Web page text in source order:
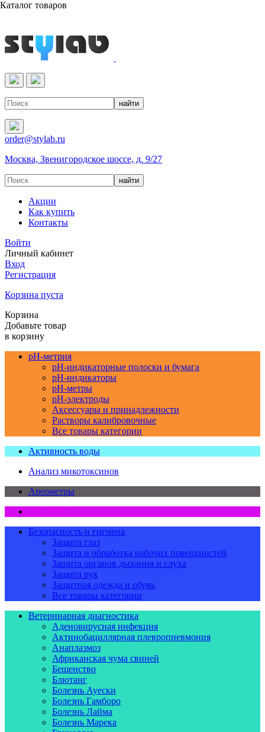
Реактивы & Оборудование
order@stylab.ru
Москва, Звенигородское шоссе, д. 9/27
Акции
Как купить
Контакты
Войти
Личный кабинет
Вход
Регистрация
Корзина пуста
Корзина
Добавьте товар
в корзину
pH-метрия
pH-индикаторные полоски и бумага
pH-индикаторы
pH-метры
pH-электроды
Аксессуары и принадлежности
Растворы калибровочные
Все товары категории
Активность воды
Анализ микотоксинов
Ареометры
Безопасность и гигиена
Защита глаз
Защита и обработка рабочих поверхностей
Защита органов дыхания и слуха
Защита рук
Защитная одежда и обувь
Все товары категории
Ветеринарная диагностика
Аденовирусная инфекция
Актинобациллярная плевропневмония
Анаплазмоз
Африканская чума свиней
Бешенство
Блютанг
Болезнь Ауески
Болезнь Гамборо
Болезнь Лайма
Болезнь Марека
Каталог товаров